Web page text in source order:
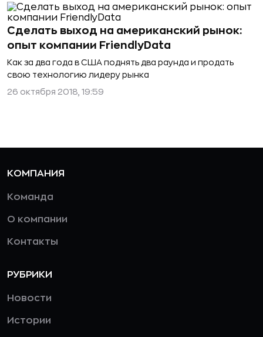
Сделать выход на американский рынок:
опыт компании FriendlyData
Как за два года в США поднять два раунда и продать
свою технологию лидеру рынка
26 октября 2018, 19:59
КОМПАНИЯ
Команда
О компании
Контакты
РУБРИКИ
Новости
Истории